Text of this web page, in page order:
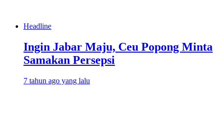
Headline
Ingin Jabar Maju, Ceu Popong Minta
Samakan Persepsi
7 tahun ago yang lalu